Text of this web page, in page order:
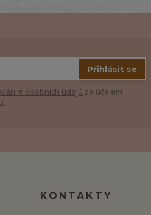
Přihlásit se
osobních údajů za účelem
KONTAKTY